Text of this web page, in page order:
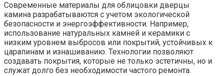
Современные материалы для облицовки дверцы
камина разрабатываются с учетом экологической
безопасности и энергоэффективности. Например,
использование натуральных камней и керамики с
низким уровнем выбросов или покрытий, устойчивых к
царапинам и изнашиванию. Технологии позволяют
создавать покрытия, которые не только эстетичны, но и
служат долго без необходимости частого ремонта.